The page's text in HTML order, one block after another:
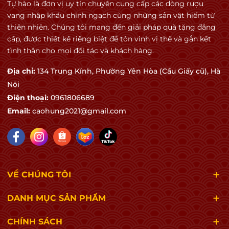
Trưởng thành
🪵 Gỗ sồi tinh tế
☕ Kem bơ nhẹ
👄 Cấu trúc vị rượu
Medium+ Body
Hậu vị dài
Khi thưởng thức
Tự hào là đơn vị uy tín chuyên cung cấp các dòng rượu
vang nhập khẩu chính ngạch cùng những sản vật hiếm từ
thiên nhiên. Chúng tôi mang đến giải pháp quà tặng đẳng
cấp, được thiết kế riêng biệt để tôn vinh vị thế và gắn kết
tình thân cho mọi đối tác và khách hàng.
Địa chỉ: 134 Trung Kính, Phường Yên Hòa (Cầu Giấy cũ), Hà
Nội
Điện thoại: 0961806689
Email: caohung2021@gmail.com
VỀ CHÚNG TÔI
DANH MỤC SẢN PHẨM
CHÍNH SÁCH